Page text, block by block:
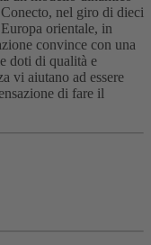
nel giro di dieci
orientale, in
convince con una
doti di qualità e
vi aiutano ad essere
di fare il